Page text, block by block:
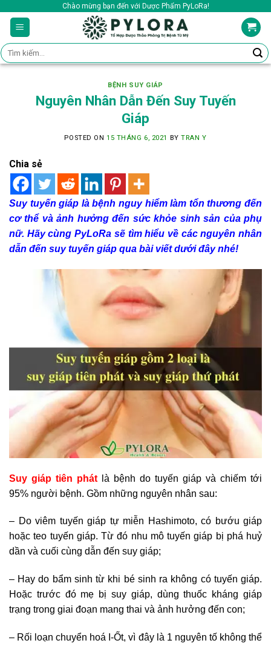
content
Chào mừng bạn đến với Dược Phẩm PyLoRa!
Tìm
kiếm:
BỆNH SUY GIÁP
Nguyên Nhân Dẫn Đến Suy Tuyến
Giáp
POSTED ON 15 THÁNG 6, 2021 BYTRAN Y
Chia sẻ
Suy tuyến giáp là bệnh nguy hiểm làm tổn thương đến
cơ thể và ảnh hưởng đến sức khỏe sinh sản của phụ
nữ. Hãy cùng PyLoRa sẽ tìm hiểu về các nguyên nhân
dẫn đến suy tuyến giáp qua bài viết dưới đây nhé!
Suy giáp tiên phát
là bệnh do tuyến giáp và chiếm tới
95% người bệnh. Gồm những nguyên nhân sau:
– Do viêm tuyến giáp tự miễn Hashimoto, có bướu giáp
hoặc teo tuyến giáp. Từ đó nhu mô tuyến giáp bị phá huỷ
dần và cuối cùng dẫn đến suy giáp;
– Hay do bẩm sinh từ khi bé sinh ra không có tuyến giáp.
Hoặc trước đó mẹ bị suy giáp, dùng thuốc kháng giáp
trạng trong giai đoạn mang thai và ảnh hưởng đến con;
– Rối loạn chuyển hoá I-Ốt, vì đây là 1 nguyên tố không thể